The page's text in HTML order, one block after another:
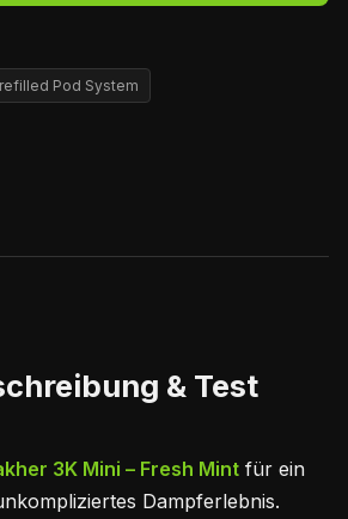
Pod System
& Test
3K Mini – Fresh Mint für ein
Dampferlebnis.